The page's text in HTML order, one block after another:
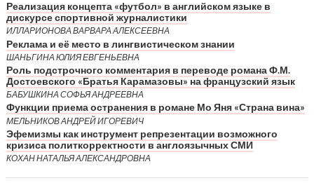
Реализация концепта «футбол» в английском языке в
дискурсе спортивной журналистики
ИЛЛАРИОНОВА ВАРВАРА АЛЕКСЕЕВНА
Реклама и её место в лингвистическом знании
ШАНЬГИНА ЮЛИЯ ЕВГЕНЬЕВНА
Роль подстрочного комментария в переводе романа Ф.М.
Достоевского «Братья Карамазовы» на французский язык
БАБУШКИНА СОФЬЯ АНДРЕЕВНА
Функции приема остранения в романе Мо Яня «Страна вина»
МЕЛЬНИКОВ АНДРЕЙ ИГОРЕВИЧ
Эфемизмы как инструмент репрезентации возможного
кризиса политкорректности в англоязычных СМИ
КОХАН НАТАЛЬЯ АЛЕКСАНДРОВНА